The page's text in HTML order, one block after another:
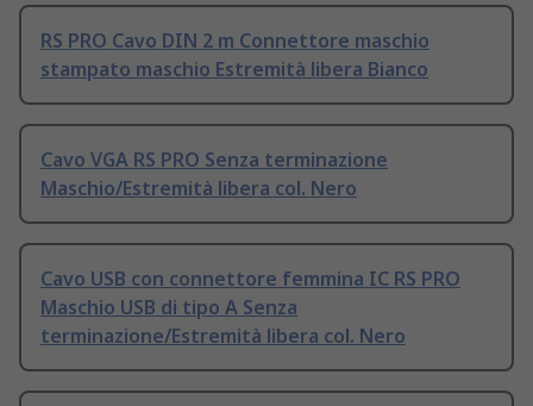
RS PRO Cavo DIN 2 m Connettore maschio
stampato maschio Estremità libera Bianco
Cavo VGA RS PRO Senza terminazione
Maschio/Estremità libera col. Nero
Cavo USB con connettore femmina IC RS PRO
Maschio USB di tipo A Senza
terminazione/Estremità libera col. Nero